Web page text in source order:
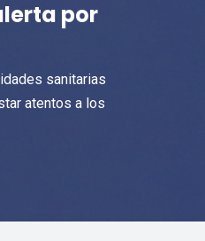
por
sanitarias
atentos a los